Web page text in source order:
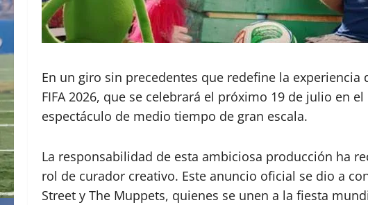
En un giro sin precedentes que redefine la
FIFA 2026, que se celebrará el próximo 19 de julio en
espectáculo de medio tiempo de gran escala.
La responsabilidad de esta ambiciosa producción ha
rol de curador creativo. Este anuncio oficial se dio a
Street y The Muppets, quienes se unen a la fiesta